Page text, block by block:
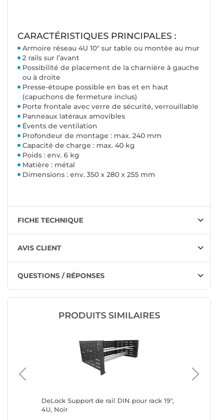
CARACTÉRISTIQUES PRINCIPALES :
Armoire réseau 4U 10" sur table ou montée au mur
2 rails sur l’avant
Possibilité de placement de la charnière à gauche
ou à droite
Presse-étoupe possible en bas et en haut
(capuchons de fermeture inclus)
Porte frontale avec verre de sécurité, verrouillable
Panneaux latéraux amovibles
Évents de ventilation
Profondeur de montage : max. 240 mm
Capacité de charge : max. 40 kg
Poids : env. 6 kg
Matière : métal
Dimensions : env. 350 x 280 x 255 mm
FICHE TECHNIQUE
AVIS CLIENT
QUESTIONS / RÉPONSES
PRODUITS SIMILAIRES
DeLock Support de rail DIN pour rack 19",
4U, Noir